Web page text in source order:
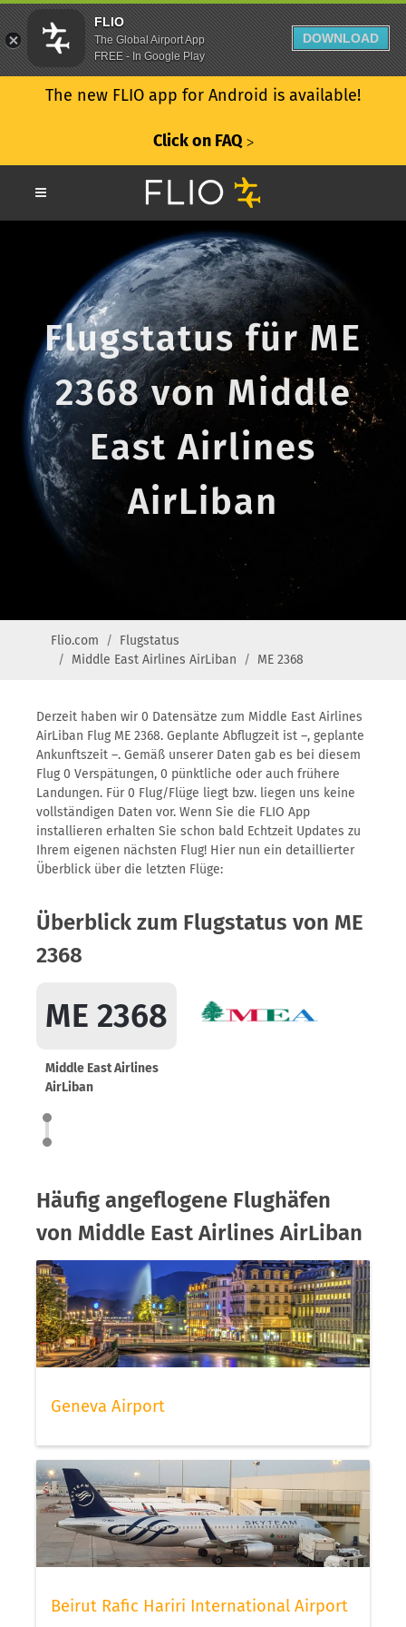
The new FLIO app for Android is available!
Click on FAQ ᐳ
Flugstatus für ME
2368 von Middle
East Airlines
AirLiban
Flio.com
Flugstatus
Middle East Airlines AirLiban
ME 2368
Derzeit haben wir 0 Datensätze zum Middle East Airlines
AirLiban Flug ME 2368. Geplante Abflugzeit ist –, geplante
Ankunftszeit –. Gemäß unserer Daten gab es bei diesem
Flug 0 Verspätungen, 0 pünktliche oder auch frühere
Landungen. Für 0 Flug/Flüge liegt bzw. liegen uns keine
vollständigen Daten vor. Wenn Sie die FLIO App
installieren erhalten Sie schon bald Echtzeit Updates zu
Ihrem eigenen nächsten Flug! Hier nun ein detaillierter
Überblick über die letzten Flüge:
Überblick zum Flugstatus von ME
2368
ME 2368
Middle East Airlines
AirLiban
Häufig angeflogene Flughäfen
von Middle East Airlines AirLiban
Geneva Airport
Beirut Rafic Hariri International Airport
FLIO
The Global Airport App
FREE - In Google Play
DOWNLOAD